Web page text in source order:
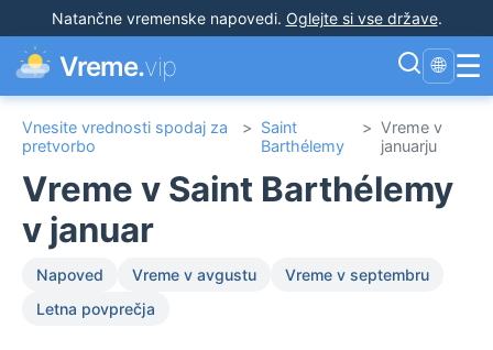
Natančne vremenske napovedi. Oglejte si vse države.
Vreme.vip 🌐 ☰
Vnesite vrednosti spodaj za
pretvorbo
> Saint
Barthélemy
> Vreme v
januarju
Vreme v Saint Barthélemy
v januar
Napoved Vreme v avgustu
Vreme v septembru
Letna povprečja